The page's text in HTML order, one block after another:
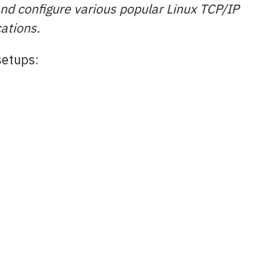
configure various popular Linux TCP/IP